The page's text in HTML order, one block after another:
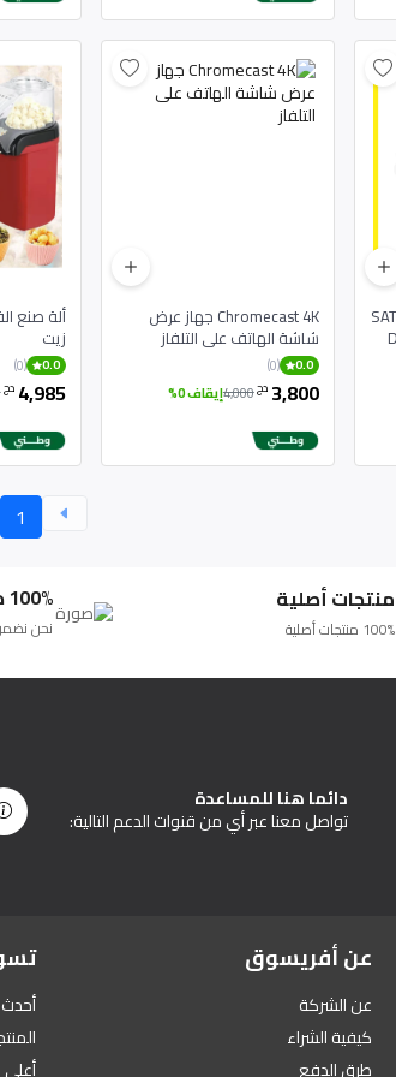
Chromecast 4K جهاز عرض
شاشة الهاتف على التلفاز
0.0
(0)
3,800 دج4,000إيقاف 0%
ألة صنع
زيت
0.0
(0)
4,985 دج
1
منتجات أصلية
100% منتجات أصلية
100% دفع آمن
نحن
دائما هنا للمساعدة
تواصل معنا عبر أي من قنوات الدعم التالية:
عن أفريسوق
عن الشركة
كيفية الشراء
طرق الدفع
أحدث
أعلى